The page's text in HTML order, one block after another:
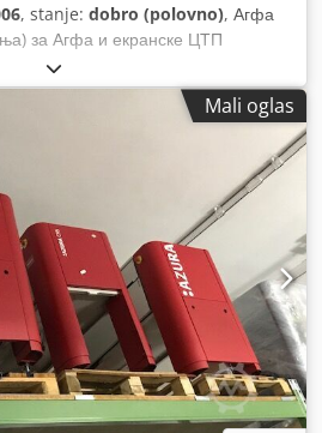
, stanje: dobro (polovno), Агфа
за Агфа и екранске ЦТП
Chjdpfx Aodtr A Tjmuja
Mali oglas